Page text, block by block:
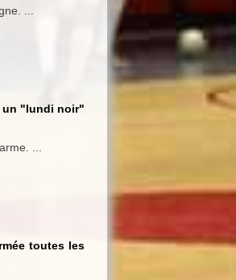
...
un "lundi noir"
...
toutes les